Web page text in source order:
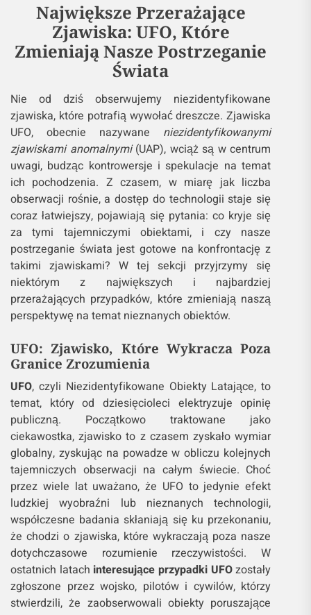
Największe Przerażające
Zjawiska: UFO, Które
Zmieniają Nasze Postrzeganie
Świata
Nie od dziś obserwujemy niezidentyfikowane
zjawiska, które potrafią wywołać dreszcze. Zjawiska
UFO, obecnie nazywane niezidentyfikowanymi
zjawiskami anomalnymi(UAP), wciąż są w centrum
uwagi, budząc kontrowersje i spekulacje na temat
ich pochodzenia. Z czasem, w miarę jak liczba
obserwacji rośnie, a dostęp do technologii staje się
coraz łatwiejszy, pojawiają się pytania: co kryje się
za tymi tajemniczymi obiektami, i czy nasze
postrzeganie świata jest gotowe na konfrontację z
takimi zjawiskami? W tej sekcji przyjrzymy się
niektórym z największych i najbardziej
przerażających przypadków, które zmieniają naszą
perspektywę na temat nieznanych obiektów.
UFO: Zjawisko, Które Wykracza Poza
Granice Zrozumienia
UFO, czyli Niezidentyfikowane Obiekty Latające, to
temat, który od dziesięcioleci elektryzuje opinię
publiczną. Początkowo traktowane jako
ciekawostka, zjawisko to z czasem zyskało wymiar
globalny, zyskując na powadze w obliczu kolejnych
tajemniczych obserwacji na całym świecie. Choć
przez wiele lat uważano, że UFO to jedynie efekt
ludzkiej wyobraźni lub nieznanych technologii,
współczesne badania skłaniają się ku przekonaniu,
że chodzi o zjawiska, które wykraczają poza nasze
dotychczasowe rozumienie rzeczywistości. W
ostatnich latach interesujące przypadki UFOzostały
zgłoszone przez wojsko, pilotów i cywilów, którzy
stwierdzili, że zaobserwowali obiekty poruszające